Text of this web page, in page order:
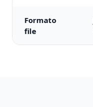
Formato
file